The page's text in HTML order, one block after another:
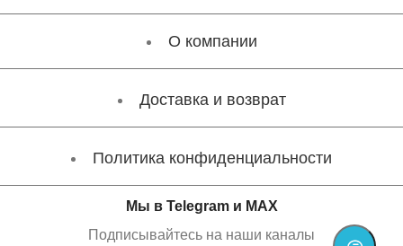
О компании
Доставка и возврат
Политика конфиденциальности
Мы в Telegram и MAX
Подписывайтесь на наши каналы